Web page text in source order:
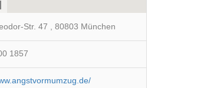
Str. 47 , 80803 München
1857